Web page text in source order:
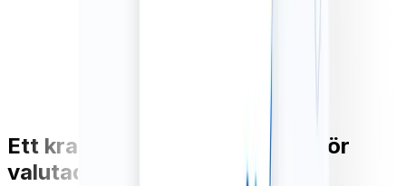
Ett kraftfullt och skalbart API för
valutadata